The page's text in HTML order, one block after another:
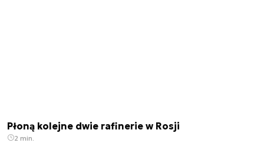
Płoną kolejne dwie rafinerie w Rosji
2 min.